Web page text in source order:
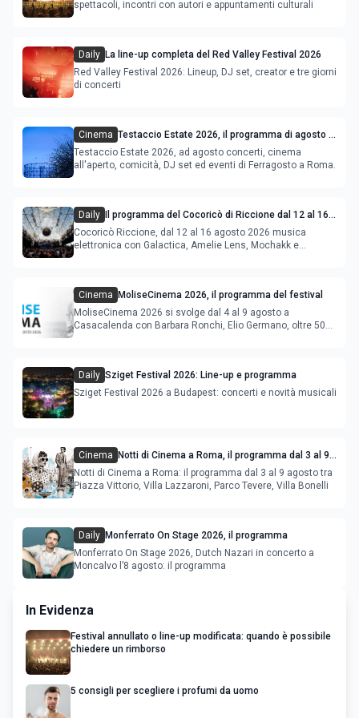
spettacoli, incontri con autori e appuntamenti culturali
Daily La line-up completa del Red Valley Festival 2026
Red Valley Festival 2026: Lineup, DJ set, creator e tre giorni
di concerti
Cinema Testaccio Estate 2026, il programma di agosto e
Ferragosto
Testaccio Estate 2026, ad agosto concerti, cinema
all'aperto, comicità, DJ set ed eventi di Ferragosto a Roma.
Daily
Il programma del Cocoricò di Riccione dal 12 al 16
agosto 2026
Cocoricò Riccione, dal 12 al 16 agosto 2026 musica
elettronica con Galactica, Amelie Lens, Mochakk e
Cinema
MoliseCinema 2026, il programma del festival
MoliseCinema 2026 si svolge dal 4 al 9 agosto a
Casacalenda con Barbara Ronchi, Elio Germano, oltre 50
Daily Sziget Festival 2026: Line-up e programma
Sziget Festival 2026 a Budapest: concerti e novità musicali
Cinema
Notti di Cinema a Roma, il programma dal 3 al 9
agosto
Notti di Cinema a Roma: il programma dal 3 al 9 agosto tra
Piazza Vittorio, Villa Lazzaroni, Parco Tevere, Villa Bonelli
Daily Monferrato On Stage 2026, il programma
Monferrato On Stage 2026, Dutch Nazari in concerto a
Moncalvo l’8 agosto: il programma
In Evidenza
Festival annullato o line-up modificata: quando è possibile
chiedere un rimborso
5 consigli per scegliere i profumi da uomo